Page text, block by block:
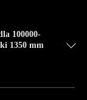
100000-
1350 mm